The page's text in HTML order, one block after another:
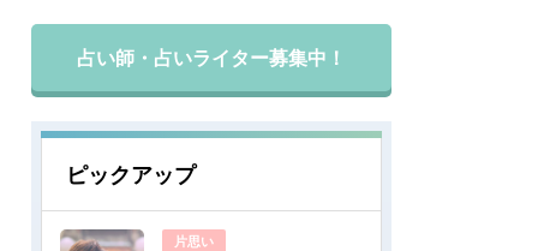
占い師・占いライター募集中！
ピックアップ
片思い